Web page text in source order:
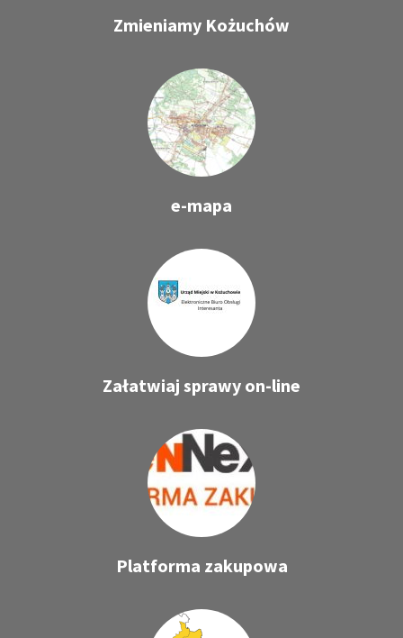
Zmieniamy Kożuchów
e-mapa
Załatwiaj sprawy on-line
Platforma zakupowa